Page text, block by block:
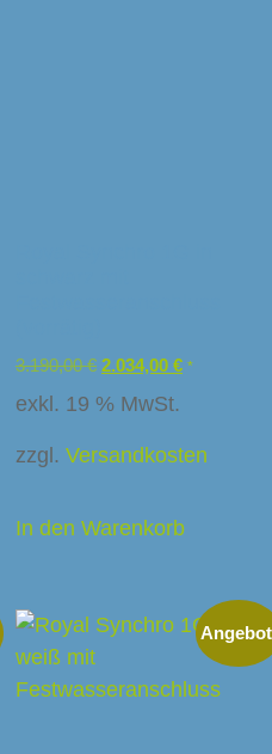
3.190,00€ 2.034,00 € *
exkl. 19 % MwSt.
zzgl. Versandkosten
In den Warenkorb